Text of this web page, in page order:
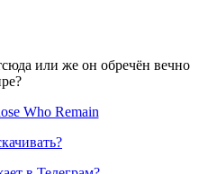
или же он обречён вечно
Who Remain